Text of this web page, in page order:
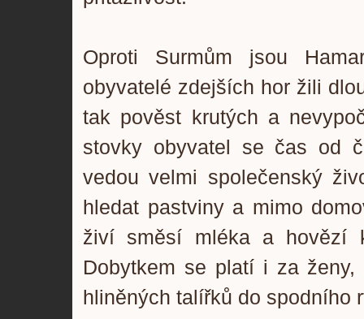
Oproti Surmům jsou
obyvatelé zdejších hor žili
tak pověst krutých a
stovky obyvatel se čas od
vedou velmi společenský
hledat pastviny a mimo
živí směsí mléka a hovězí
Dobytkem se platí i za
hliněných talířků do spodního